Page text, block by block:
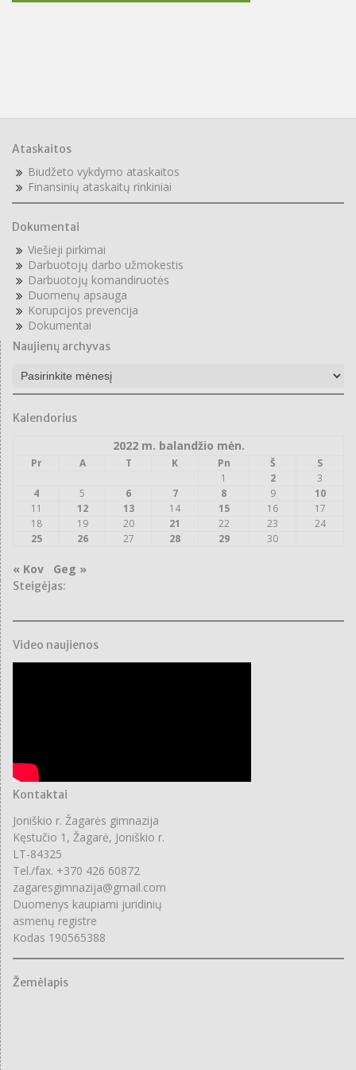
Ataskaitos
Biudžeto vykdymo ataskaitos
Finansinių ataskaitų rinkiniai
Dokumentai
Viešieji pirkimai
Darbuotojų darbo užmokestis
Darbuotojų komandiruotės
Duomenų apsauga
Korupcijos prevencija
Dokumentai
Naujienų archyvas
archyvas
Kalendorius
2022 m. balandžio mėn.
Pr A T K Pn Š
S
1
2
3
4
5 6 7 8 9
10
11
12 13 14 15 16
17
18
19 20 21 22 23
24
25
26 27 28 29 30
« Kov Geg »
Steigėjas:
Video naujienos
Kontaktai
Joniškio r. Žagarės gimnazija
Kęstučio 1, Žagarė, Joniškio r.
LT-84325
Tel./fax. +370 426 60872
zagaresgimnazija@gmail.com
Duomenys kaupiami juridinių
asmenų registre
Kodas 190565388
Žemėlapis